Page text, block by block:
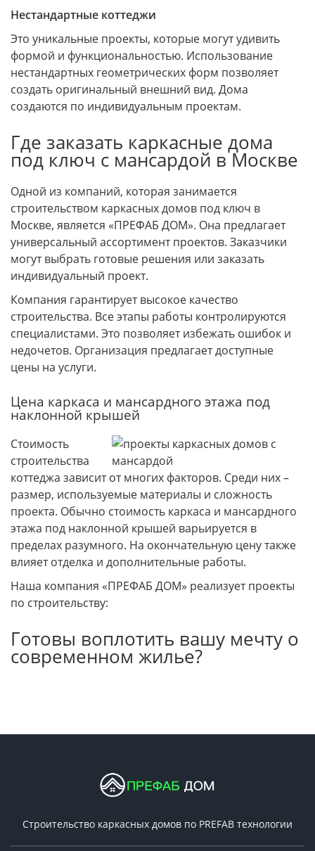
Нестандартные коттеджи
Это уникальные проекты, которые могут удивить
формой и функциональностью. Использование
нестандартных геометрических форм позволяет
создать оригинальный внешний вид. Дома
создаются по индивидуальным проектам.
Где заказать каркасные дома
под ключ с мансардой в Москве
Одной из компаний, которая занимается
строительством каркасных домов под ключ в
Москве, является «ПРЕФАБ ДОМ». Она предлагает
универсальный ассортимент проектов. Заказчики
могут выбрать готовые решения или заказать
индивидуальный проект.
Компания гарантирует высокое качество
строительства. Все этапы работы контролируются
специалистами. Это позволяет избежать ошибок и
недочетов. Организация предлагает доступные
цены на услуги.
Цена каркаса и мансардного этажа под
наклонной крышей
Стоимость
строительства
коттеджа зависит от многих факторов. Среди них –
размер, используемые материалы и сложность
проекта. Обычно стоимость каркаса и мансардного
этажа под наклонной крышей варьируется в
пределах разумного. На окончательную цену также
влияет отделка и дополнительные работы.
Наша компания «ПРЕФАБ ДОМ» реализует проекты
по строительству:
Готовы воплотить вашу мечту о
современном жилье?
Строительство каркасных домов по PREFAB технологии